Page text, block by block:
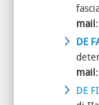
mail:
DE
mail:
DE